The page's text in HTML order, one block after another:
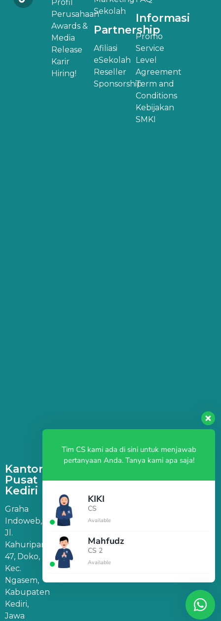
Profil
Perusahaan
Awards &
Media
Release
Karir
Hiring!
Sekolah
Partnership
Afiliasi
eSekolah
Reseller
Sponsorship
Informasi
Promo
Service
Level
Agreement
Term and
Conditions
Kebijakan
SMKI
Kantor
Pusat
Kediri
Graha
Indoweb,
Jl.
Kahuripan
47, Doko,
Kec.
Ngasem,
Kabupaten
Kediri,
Jawa
Tim CS kami ada di sini untuk menjawab
pertanyaan Anda. Tanya kami apa saja!
KIKI
CS
Available
Mahfudz
CS 2
Available